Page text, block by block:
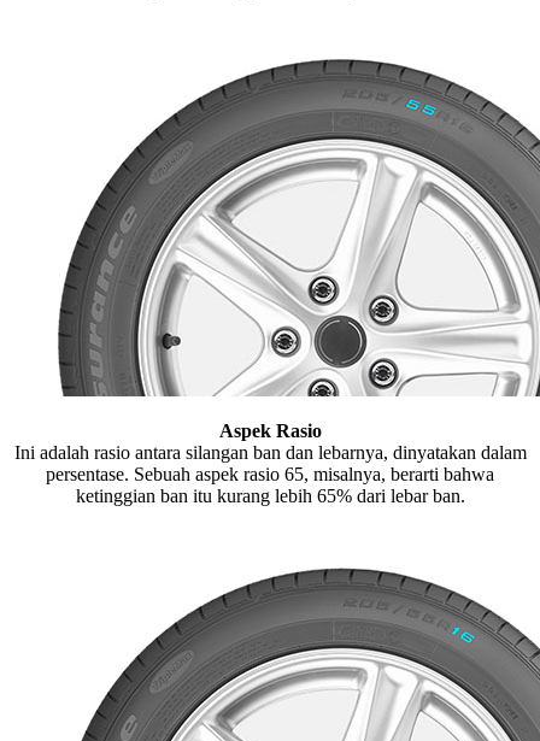
Aspek Rasio
Ini adalah rasio antara silangan ban dan lebarnya, dinyatakan dalam
persentase. Sebuah aspek rasio 65, misalnya, berarti bahwa
ketinggian ban itu kurang lebih 65% dari lebar ban.